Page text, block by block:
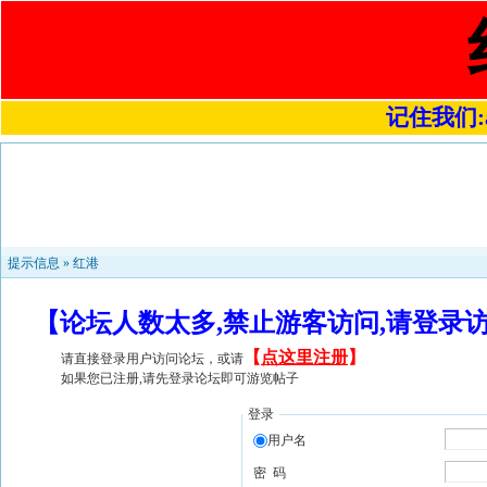
记住我们
提示信息 » 红港
【论坛人数太多,禁止游客访问,请登
请直接登录用户访问论坛，或请 【 点这里注册】
如果您已注册,请先登录论坛即可游览帖子
登录
用户名
密 码